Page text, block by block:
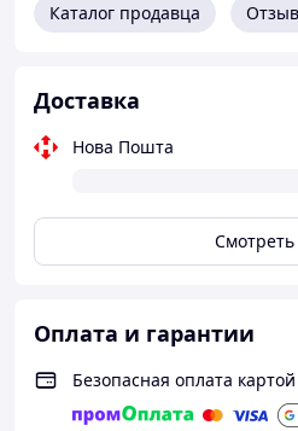
Каталог продавца
Доставка
Нова Пошта
Смотреть
Оплата и гарантии
Безопасная оплата картой